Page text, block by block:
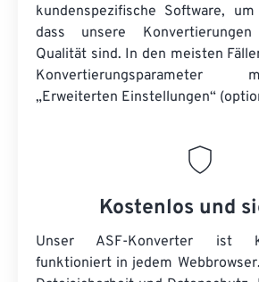
kundenspezifische Software,
dass unsere
Qualität sind. In den meisten
„Erweiterten Einstellungen“
Kostenlos und
Unser ASF-Konverter ist
funktioniert in jedem